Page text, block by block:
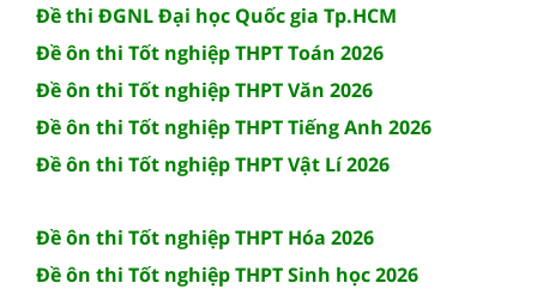
Đề thi ĐGNL Đại học Quốc gia Tp.HCM
Đề ôn thi Tốt nghiệp THPT Toán 2026
Đề ôn thi Tốt nghiệp THPT Văn 2026
Đề ôn thi Tốt nghiệp THPT Tiếng Anh 2026
Đề ôn thi Tốt nghiệp THPT Vật Lí 2026
Đề ôn thi Tốt nghiệp THPT Hóa 2026
Đề ôn thi Tốt nghiệp THPT Sinh học 2026